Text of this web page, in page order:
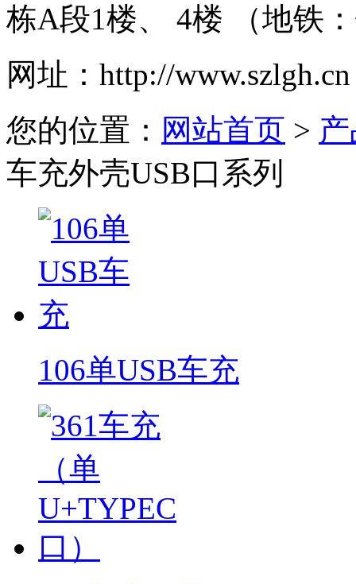
栋A段1楼、 4楼 （地铁
网址： http://www.szlgh.cn
您的位置： 网站首页 >
车充外壳USB口系列
106单USB车充